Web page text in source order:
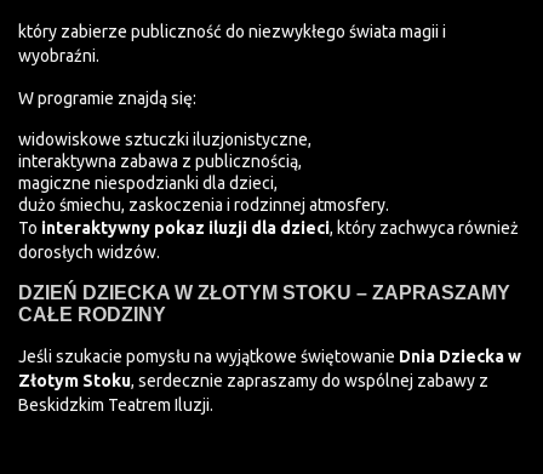
który zabierze publiczność do niezwykłego świata magii i
wyobraźni.
W programie znajdą się:
widowiskowe sztuczki iluzjonistyczne,
interaktywna zabawa z publicznością,
magiczne niespodzianki dla dzieci,
dużo śmiechu, zaskoczenia i rodzinnej atmosfery.
To interaktywny pokaz iluzji dla dzieci, który zachwyca również
dorosłych widzów.
DZIEŃ DZIECKA W ZŁOTYM STOKU – ZAPRASZAMY
CAŁE RODZINY
Jeśli szukacie pomysłu na wyjątkowe świętowanie Dnia Dziecka w
Złotym Stoku, serdecznie zapraszamy do wspólnej zabawy z
Beskidzkim Teatrem Iluzji.